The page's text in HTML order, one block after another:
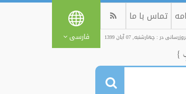
تماس با ما
در : چهارشنبه, 07 آبان 1399 فارسی
}